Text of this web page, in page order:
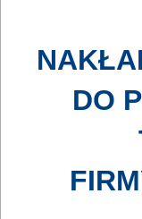
ELEKTRY..
MASZYNKI
URZĄDZENIA
DO